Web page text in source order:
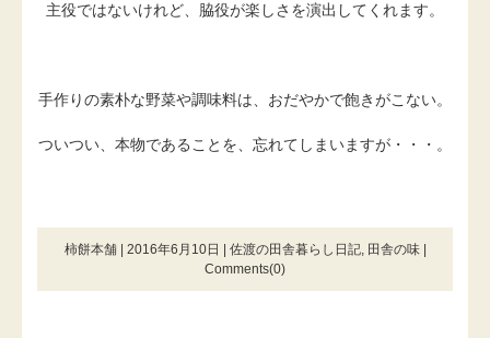
主役ではないけれど、脇役が楽しさを演出してくれます。
手作りの素朴な野菜や調味料は、おだやかで飽きがこない。
ついつい、本物であることを、忘れてしまいますが・・・。
柿餅本舗 | 2016年6月10日 | 佐渡の田舎暮らし日記, 田舎の味|
Comments(0)